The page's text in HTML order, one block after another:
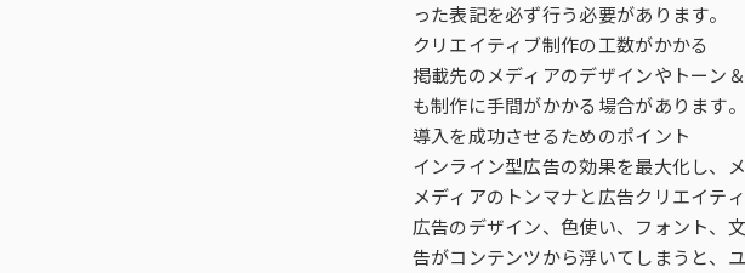
った表記を必ず行う必要があります。
クリエイティブ制作の工数がかかる
掲載先のメディアのデザインやトーン
も制作に手間がかかる場合があります。
導入を成功させるためのポイント
インライン型広告の効果を最大化し、
メディアのトンマナと広告クリエイテ
広告のデザイン、色使い、フォント、
告がコンテンツから浮いてしまうと、